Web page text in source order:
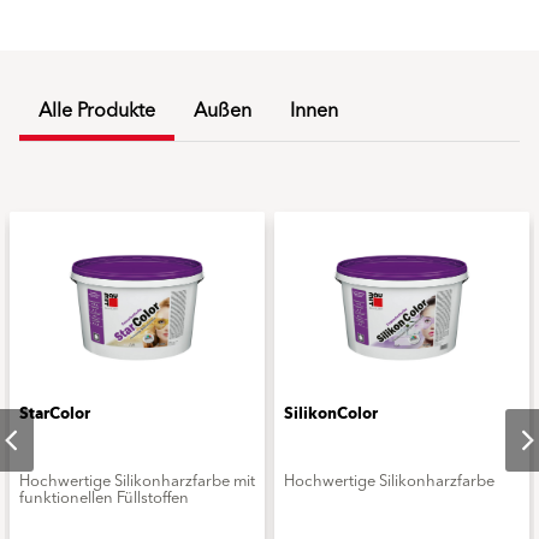
Alle Produkte Außen Innen
StarColor
Hochwertige Silikonharzfarbe mit
funktionellen Füllstoffen
SilikonColor
Hochwertige Silikonharzfarbe